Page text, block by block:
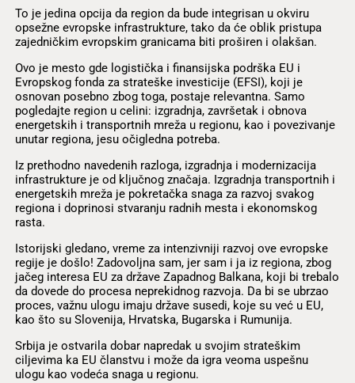
To je jedina opcija da region da bude integrisan u okviru
opsežne evropske infrastrukture, tako da će oblik pristupa
zajedničkim evropskim granicama biti proširen i olakšan.
Ovo je mesto gde logistička i finansijska podrška EU i
Evropskog fonda za strateške investicije (EFSI), koji je
osnovan posebno zbog toga, postaje relevantna. Samo
pogledajte region u celini: izgradnja, završetak i obnova
energetskih i transportnih mreža u regionu, kao i povezivanje
unutar regiona, jesu očigledna potreba.
Iz prethodno navedenih razloga, izgradnja i modernizacija
infrastrukture je od ključnog značaja. Izgradnja transportnih i
energetskih mreža je pokretačka snaga za razvoj svakog
regiona i doprinosi stvaranju radnih mesta i ekonomskog
rasta.
Istorijski gledano, vreme za intenzivniji razvoj ove evropske
regije je došlo! Zadovoljna sam, jer sam i ja iz regiona, zbog
jačeg interesa EU za države Zapadnog Balkana, koji bi trebalo
da dovede do procesa neprekidnog razvoja. Da bi se ubrzao
proces, važnu ulogu imaju države susedi, koje su već u EU,
kao što su Slovenija, Hrvatska, Bugarska i Rumunija.
Srbija je ostvarila dobar napredak u svojim strateškim
ciljevima ka EU članstvu i može da igra veoma uspešnu
ulogu kao vodeća snaga u regionu.